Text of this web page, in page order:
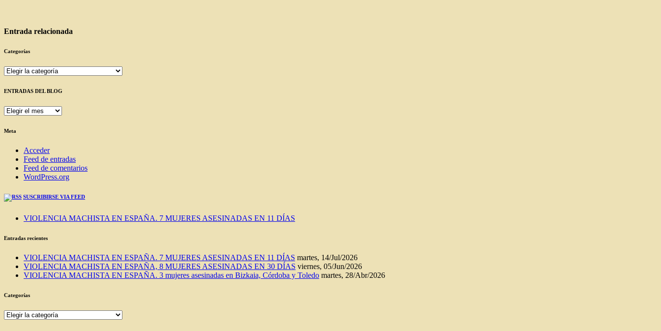
Entrada relacionada
Categorías
Categorías
ENTRADAS DEL BLOG
ENTRADAS
BLOG
Meta
Acceder
Feed de entradas
Feed de comentarios
WordPress.org
SUSCRIBIRSE VIA FEED
VIOLENCIA MACHISTA EN ESPAÑA. 7 MUJERES ASESINADAS EN 11 DÍAS
Entradas recientes
VIOLENCIA MACHISTA EN ESPAÑA. 7 MUJERES ASESINADAS EN 11 DÍAS martes, 14/Jul/2026
VIOLENCIA MACHISTA EN ESPAÑA, 8 MUJERES ASESINADAS EN 30 DÍAS viernes, 05/Jun/2026
VIOLENCIA MACHISTA EN ESPAÑA. 3 mujeres asesinadas en Bizkaia, Córdoba y Toledo martes, 28/Abr/2026
Categorías
Categorías